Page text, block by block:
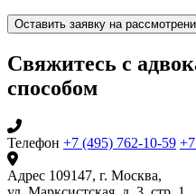
Оставить заявку на
Свяжитесь с
способом
Телефон +7 (495) 762-10-59
Адрес 109147, г. Москва,